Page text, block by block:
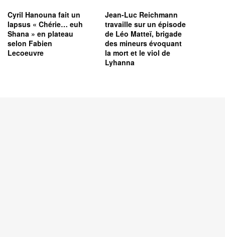
Cyril Hanouna fait un
lapsus « Chérie… euh
Shana » en plateau
selon Fabien
Lecoeuvre
Jean-Luc Reichmann
travaille sur un épisode
de Léo Matteï, brigade
des mineurs évoquant
la mort et le viol de
Lyhanna